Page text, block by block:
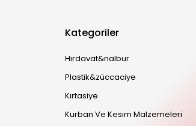
Kategoriler
Hırdavat&nalbur
Plastik&züccaciye
Kırtasiye
Kurban Ve Kesim Malzemeleri